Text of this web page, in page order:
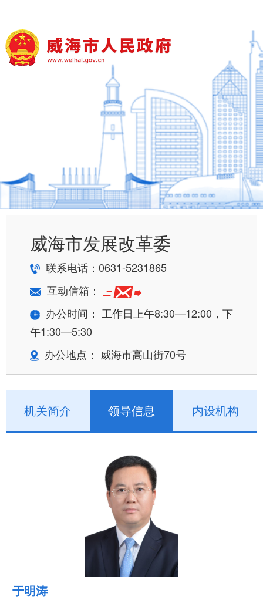
威海市发展改革委
联系电话：0631-5231865
互动信箱：
办公时间： 工作日上午8:30—12:00，下
午1:30—5:30
办公地点： 威海市高山街70号
机关简介 领导信息 内设机构
于明涛